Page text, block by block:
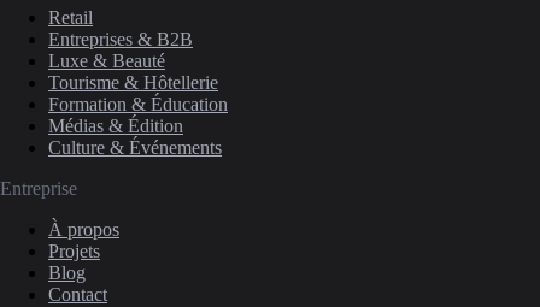
Retail
Entreprises & B2B
Luxe & Beauté
Tourisme & Hôtellerie
Formation & Éducation
Médias & Édition
Culture & Événements
Entreprise
À propos
Projets
Blog
Contact